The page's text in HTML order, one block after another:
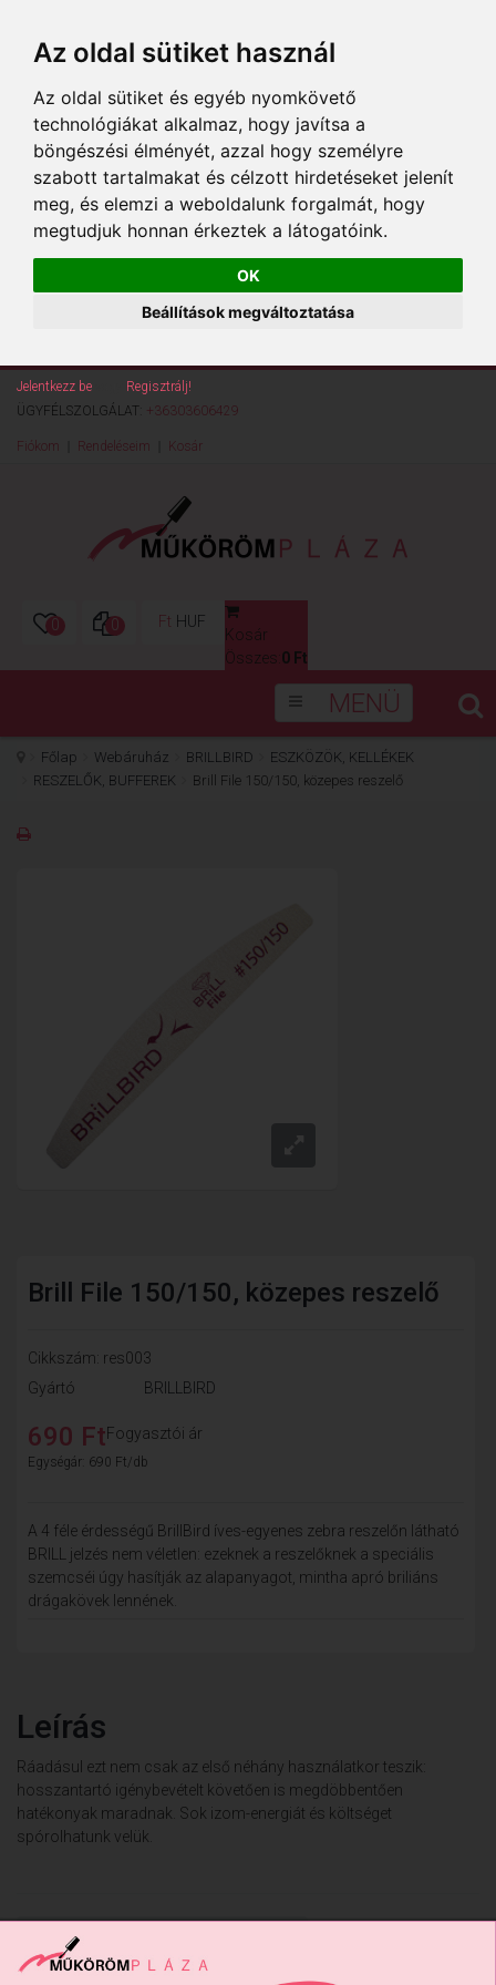
Az oldal sütiket használ
Az oldal sütiket és egyéb nyomkövető
technológiákat alkalmaz, hogy javítsa a
böngészési élményét, azzal hogy személyre
szabott tartalmakat és célzott hirdetéseket jelenít
meg, és elemzi a weboldalunk forgalmát, hogy
megtudjuk honnan érkeztek a látogatóink.
OK
Beállítások megváltoztatása
Jelentkezz be
Regisztrálj!
ÜGYFÉLSZOLGÁLAT: +36303606429
Fiókom Rendeléseim Kosár
0 0 Ft HUF
Kosár
Összes: 0 Ft
MENÜ
Főlap Webáruház BRILLBIRD
ESZKÖZÖK, KELLÉKEK
RESZELŐK, BUFFEREK
Brill File 150/150, közepes reszelő
Brill File 150/150, közepes reszelő
Cikkszám: res003
Gyártó
BRILLBIRD
Fogyasztói ár
690 Ft
Egységár: 690 Ft/db
A 4 féle érdességű BrillBird íves-egyenes zebra reszelőn látható
BRILL jelzés nem véletlen: ezeknek a reszelőknek a speciális
szemcséi úgy hasítják az alapanyagot, mintha apró briliáns
drágakövek lennének.
Leírás
Ráadásul ezt nem csak az első néhány használatkor teszik:
hosszantartó igénybevételt követően is megdöbbentően
hatékonyak maradnak. Sok izom-energiát és költséget
spórolhatunk velük.
Vissza: RESZELŐK, BUFFEREK